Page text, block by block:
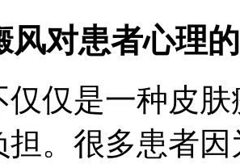
风对患者心理
仅仅是一种皮
担。很多患者